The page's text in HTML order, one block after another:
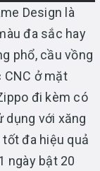
Design là
đa sắc hay
phổ, cầu vồng
CNC ở mặt
đi kèm có
dụng với xăng
đa hiệu quả
ngày bật 20